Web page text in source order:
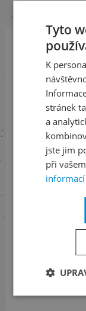
a
Tyto
K
stránek
a
jste jim
při
informací